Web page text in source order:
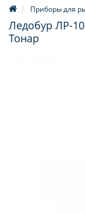
Приборы для
Ледобур ЛР-
Тонар